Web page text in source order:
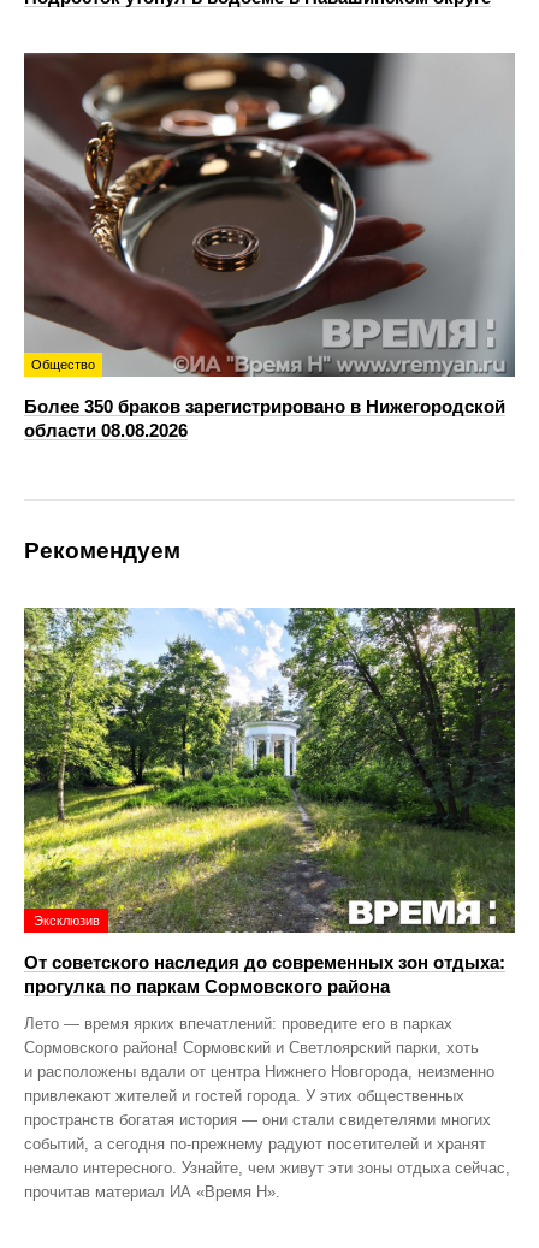
Общество
Более 350 браков зарегистрировано в Нижегородской
области 08.08.2026
Рекомендуем
Эксклюзив
От советского наследия до современных зон отдыха:
прогулка по паркам Сормовского района
Лето — время ярких впечатлений: проведите его в парках
Сормовского района! Сормовский и Светлоярский парки, хоть
и расположены вдали от центра Нижнего Новгорода, неизменно
привлекают жителей и гостей города. У этих общественных
пространств богатая история — они стали свидетелями многих
событий, а сегодня по‑прежнему радуют посетителей и хранят
немало интересного. Узнайте, чем живут эти зоны отдыха сейчас,
прочитав материал ИА «Время Н».